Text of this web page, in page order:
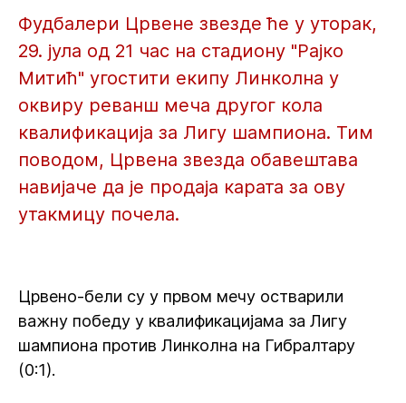
Фудбалери Црвене звезде ће у уторак,
29. јула од 21 час на стадиону "Рајко
Митић" угостити екипу Линколна у
оквиру реванш меча другог кола
квалификација за Лигу шампиона. Тим
поводом, Црвена звезда обавештава
навијаче да је продаја карата за ову
утакмицу почела.
Црвено-бели су у првом мечу остварили
важну победу у квалификацијама за Лигу
шампиона против Линколна на Гибралтару
(0:1).